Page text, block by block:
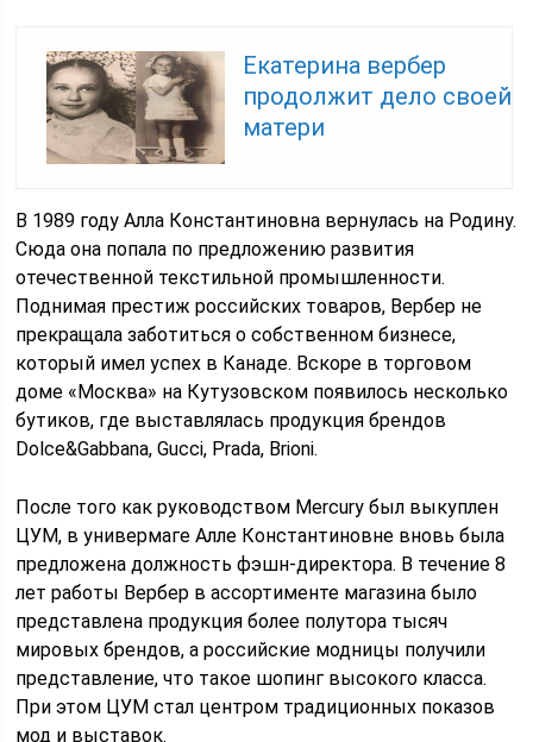
Екатерина вербер
продолжит дело своей
матери
В 1989 году Алла Константиновна вернулась на Родину.
Сюда она попала по предложению развития
отечественной текстильной промышленности.
Поднимая престиж российских товаров, Вербер не
прекращала заботиться о собственном бизнесе,
который имел успех в Канаде. Вскоре в торговом
доме «Москва» на Кутузовском появилось несколько
бутиков, где выставлялась продукция брендов
Dolce&Gabbana, Gucci, Prada, Brioni.
После того как руководством Mercury был выкуплен
ЦУМ, в универмаге Алле Константиновне вновь была
предложена должность фэшн-директора. В течение 8
лет работы Вербер в ассортименте магазина было
представлена продукция более полутора тысяч
мировых брендов, а российские модницы получили
представление, что такое шопинг высокого класса.
При этом ЦУМ стал центром традиционных показов
мод и выставок.